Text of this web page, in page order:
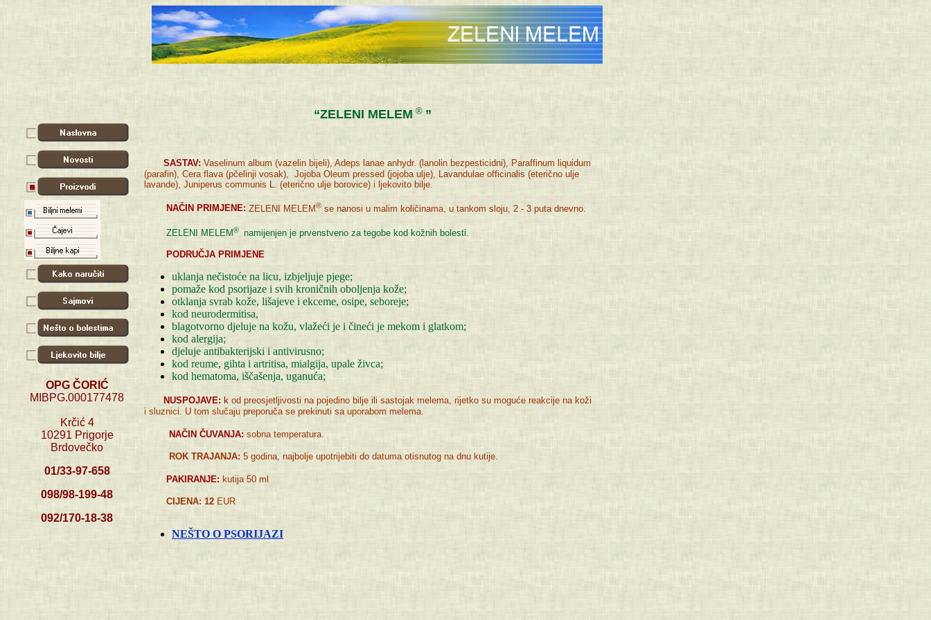
OPG ČORIĆ
MIBPG.000177478
Krčić 4
10291 Prigorje
Brdovečko
01/33-97-658
098/98-199-48
092/170-18-38
“ZELENI MELEM ® ”
SASTAV: Vaselinum album (vazelin bijeli), Adeps lanae anhydr. (lanolin bezpesticidni), Paraffinum liquidum
(parafin), Cera flava (pčelinji vosak), Jojoba Oleum pressed (jojoba ulje), Lavandulae officinalis (eterično ulje
lavande), Juniperus communis L. (eterično ulje borovice) i ljekovito bilje.
NAČIN PRIMJENE: ZELENI MELEM® se nanosi u malim količinama, u tankom sloju, 2 - 3 puta dnevno.
ZELENI MELEM® namijenjen je prvenstveno za tegobe kod kožnih bolesti.
PODRUČJA PRIMJENE
uklanja nečistoće na licu, izbjeljuje pjege;
pomaže kod psorijaze i svih kroničnih oboljenja kože;
otklanja svrab kože, lišajeve i ekceme, osipe, seboreje;
kod neurodermitisa,
blagotvorno djeluje na kožu, vlažeći je i čineći je mekom i glatkom;
kod alergija;
djeluje antibakterijski i antivirusno;
kod reume, gihta i artritisa, mialgija, upale živca;
kod hematoma, iščašenja, uganuća;
NUSPOJAVE: k od preosjetljivosti na pojedino bilje ili sastojak melema, rijetko su moguće reakcije na koži
i sluznici. U tom slučaju preporuča se prekinuti sa uporabom melema.
NAČIN ČUVANJA: sobna temperatura.
ROK TRAJANJA: 5 godina, najbolje upotrijebiti do datuma otisnutog na dnu kutije.
PAKIRANJE: kutija 50 ml
CIJENA: 12 EUR
NEŠTO O PSORIJAZI